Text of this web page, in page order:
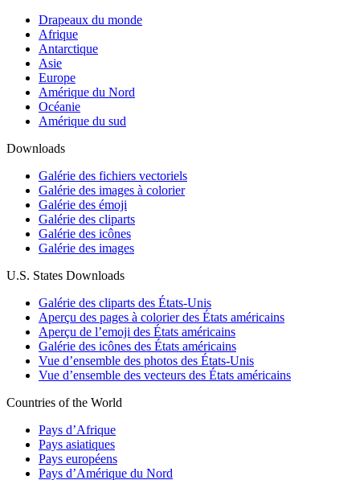
Drapeaux du monde
Afrique
Antarctique
Asie
Europe
Amérique du Nord
Océanie
Amérique du sud
Downloads
Galérie des fichiers vectoriels
Galérie des images à colorier
Galérie des émoji
Galérie des cliparts
Galérie des icônes
Galérie des images
U.S. States Downloads
Galérie des cliparts des États-Unis
Aperçu des pages à colorier des États américains
Aperçu de l’emoji des États américains
Galérie des icônes des États américains
Vue d’ensemble des photos des États-Unis
Vue d’ensemble des vecteurs des États américains
Countries of the World
Pays d’Afrique
Pays asiatiques
Pays européens
Pays d’Amérique du Nord